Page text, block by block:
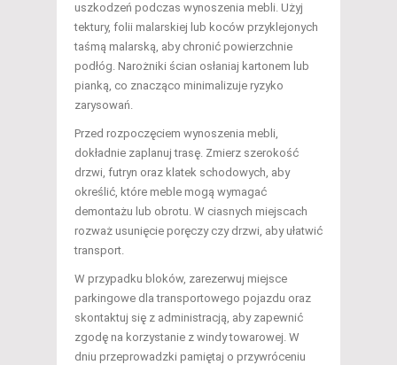
uszkodzeń podczas wynoszenia mebli. Użyj
tektury, folii malarskiej lub koców przyklejonych
taśmą malarską, aby chronić powierzchnie
podłóg. Narożniki ścian osłaniaj kartonem lub
pianką, co znacząco minimalizuje ryzyko
zarysowań.
Przed rozpoczęciem wynoszenia mebli,
dokładnie zaplanuj trasę. Zmierz szerokość
drzwi, futryn oraz klatek schodowych, aby
określić, które meble mogą wymagać
demontażu lub obrotu. W ciasnych miejscach
rozważ usunięcie poręczy czy drzwi, aby ułatwić
transport.
W przypadku bloków, zarezerwuj miejsce
parkingowe dla transportowego pojazdu oraz
skontaktuj się z administracją, aby zapewnić
zgodę na korzystanie z windy towarowej. W
dniu przeprowadzki pamiętaj o przywróceniu